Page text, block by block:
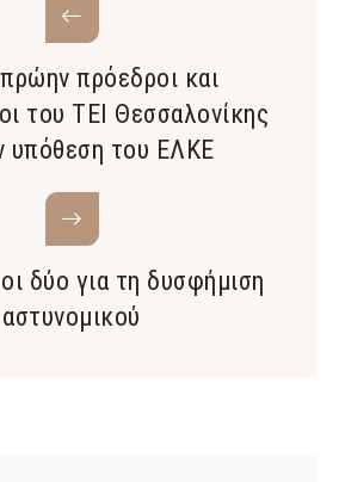
πρόεδροι και
του ΤΕΙ Θεσσαλονίκης
υπόθεση του ΕΛΚΕ
δύο για τη δυσφήμιση
αστυνομικού